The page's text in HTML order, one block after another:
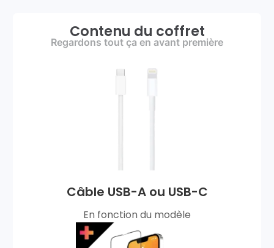
Contenu du coffret
Regardons tout ça en avant première
Câble USB-A ou USB-C
En fonction du modèle